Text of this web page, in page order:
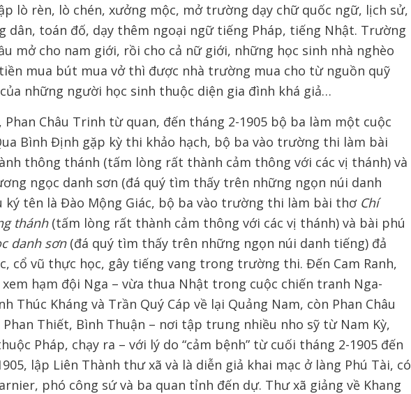
lò rèn, lò chén, xưởng mộc, mở trường dạy chữ quốc ngữ, lịch sử,
dân, toán đố, dạy thêm ngoại ngữ tiếng Pháp, tiếng Nhật. Trường
mở cho nam giới, rồi cho cả nữ giới, những học sinh nhà nghèo
mua bút mua vở thì được nhà trường mua cho từ nguồn quỹ
những người học sinh thuộc diện gia đình khá giả…
Phan Châu Trinh từ quan, đến tháng 2-1905 bộ ba làm một cuộc
Bình Định gặp kỳ thi khảo hạch, bộ ba vào trường thi làm bài
thông thánh (tấm lòng rất thành cảm thông với các vị thánh) và
ngọc danh sơn (đá quý tìm thấy trên những ngọn núi danh
ký tên là Đào Mộng Giác, bộ ba vào trường thi làm bài thơ Chí
thánh(tấm lòng rất thành cảm thông với các vị thánh) và bài phú
danh sơn(đá quý tìm thấy trên những ngọn núi danh tiếng) đả
cổ vũ thực học, gây tiếng vang trong trường thi. Đến Cam Ranh,
hạm đội Nga – vừa thua Nhật trong cuộc chiến tranh Nga-
Thúc Kháng và Trần Quý Cáp về lại Quảng Nam, còn Phan Châu
Thiết, Bình Thuận – nơi tập trung nhiều nho sỹ từ Nam Kỳ,
Pháp, chạy ra – với lý do “cảm bệnh” từ cuối tháng 2-1905 đến
lập Liên Thành thư xã và là diễn giả khai mạc ở làng Phú Tài, có
phó công sứ và ba quan tỉnh đến dự. Thư xã giảng về Khang